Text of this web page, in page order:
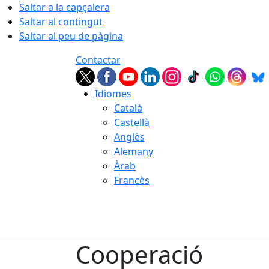
Saltar a la capçalera
Saltar al contingut
Saltar al peu de pàgina
Contactar
Idiomes
Català
Castellà
Anglès
Alemany
Àrab
Francès
Cooperació